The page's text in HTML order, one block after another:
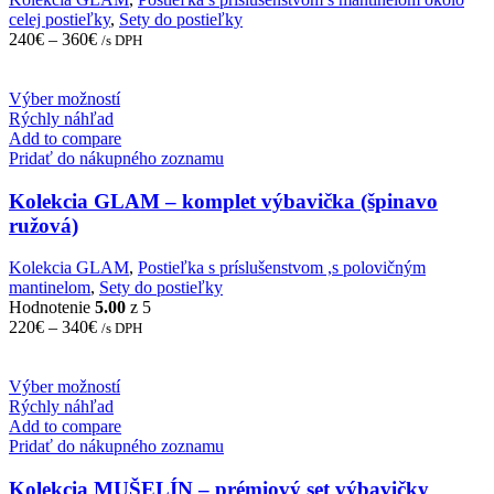
be
chosen
product
page
celej postieľky, Sety do postieľky
240€ – 360€ /s DPH
Výber možnostíThis
has
multiple
The
options
chosen
on
the
product
Rýchly náhľad
Add to compare
Pridať do nákupného zoznamu
Kolekcia GLAM – komplet výbavička (špinavo
ružová)
Kolekcia GLAM, Postieľka s príslušenstvom ,s polovičným
mantinelom, Sety do postieľky
Hodnotenie 5.00 z 5
220€ – 340€ /s DPH
Výber možnostíThis
has
multiple
The
Rýchly náhľad
Add to compare
Pridať do nákupného zoznamu
Kolekcia MUŠELÍN – prémiový set výbavičky